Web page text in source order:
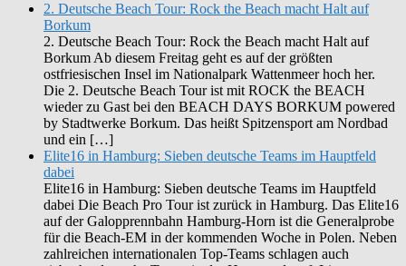
2. Deutsche Beach Tour: Rock the Beach macht Halt auf
Borkum
2. Deutsche Beach Tour: Rock the Beach macht Halt auf
Borkum Ab diesem Freitag geht es auf der größten
ostfriesischen Insel im Nationalpark Wattenmeer hoch her.
Die 2. Deutsche Beach Tour ist mit ROCK the BEACH
wieder zu Gast bei den BEACH DAYS BORKUM powered
by Stadtwerke Borkum. Das heißt Spitzensport am Nordbad
und ein […]
Elite16 in Hamburg: Sieben deutsche Teams im Hauptfeld
dabei
Elite16 in Hamburg: Sieben deutsche Teams im Hauptfeld
dabei Die Beach Pro Tour ist zurück in Hamburg. Das Elite16
auf der Galopprennbahn Hamburg-Horn ist die Generalprobe
für die Beach-EM in der kommenden Woche in Polen. Neben
zahlreichen internationalen Top-Teams schlagen auch